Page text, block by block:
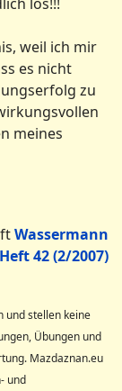
weil ich mir
es nicht
zu
meines
Wassermann
Heft 42 (2/2007)
und stellen keine
Übungen und
Mazdaznan.eu
und